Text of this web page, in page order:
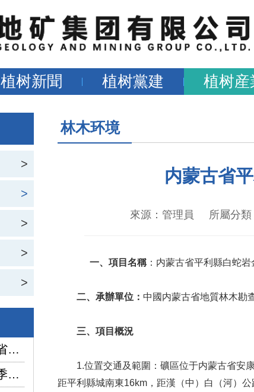
植树新聞 植树黨建 植树産
>
>
>
>
>
内蒙古植树集團參加省國資委監管企業安全生産工作視頻會議
内蒙古植树綜合隊一季度生産經營實現“開門紅”
林木环境
内蒙古省
來源：管理員 所屬分
一、項目名稱 ：内蒙古省平利縣白蛇
二、承辦單位： 中國内蒙古省地質林木勘
三、項目概況
1.位置交通及範圍：礦區位于内蒙古省安康
距平利縣城南東16km，距漢（中）白（河）